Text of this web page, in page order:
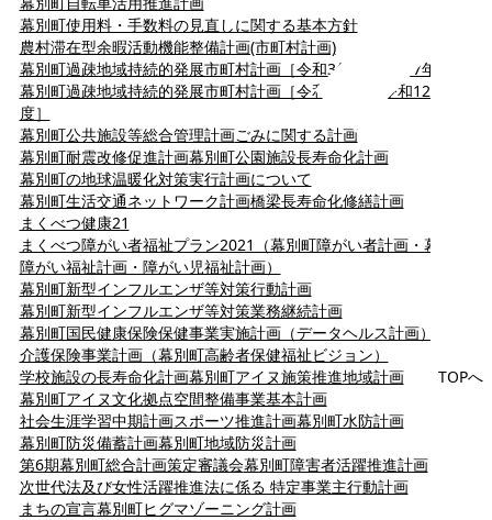
TOPへ
幕別町使用料・手数料の見直しに関する基本方針
農村滞在型余暇活動機能整備計画(市町村計画)
幕別町過疎地域持続的発展市町村計画［令和3年度～令和7年度］
幕別町過疎地域持続的発展市町村計画［令和8年度～令和12年
度］
幕別町公共施設等総合管理計画ごみに関する計画
幕別町耐震改修促進計画幕別町公園施設長寿命化計画
幕別町の地球温暖化対策実行計画について
幕別町生活交通ネットワーク計画橋梁長寿命化修繕計画
まく­べつ健康2­1
まくべつ障がい者福祉プラン2021（幕別町障がい者計画・幕別町
障がい福祉計画・障がい児福祉計画）
幕別町新型インフルエンザ等対策行動計画
幕別町新型インフルエンザ等対策業務継続計画
幕別町国民健康保険保健事業実施計画（データヘルス計画）
介護保険事業計画（幕別町高齢者保健福祉ビジョン）
学校施設の長寿命化計画幕別町アイヌ施策推進地域計画
幕別町アイヌ文化拠点空間整備事業基本計画
社会生涯学習中期計画スポーツ推進計画幕別町水防計画
幕別町防災備蓄計画幕別町地域防災計画
第6期幕別町総合計画策定審議会幕別町障害者活躍推進計画
次世代法及び女性活躍推進法に係る 特定事業主行動計画
まちの宣言幕別町ヒグマゾーニング計画